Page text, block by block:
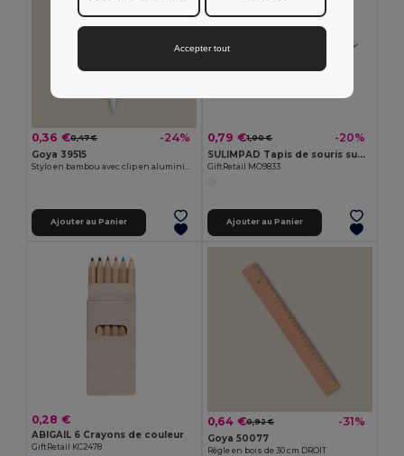
0,36 €0,47 € -24%
Goya 39515
Ajouter au Panier
0,79 €1,00 € -20%
SULIMPAD Tapis de souris sublimation
GiftRetail MO9833
Ajouter au Panier
0,28 €
ABIGAIL 6 Crayons de couleur
GiftRetail KC2478
0,64 €0,92 € -31%
Goya 50077
Règle en bois de 30 cm DROIT
Accepter tout